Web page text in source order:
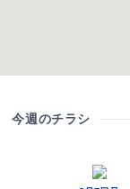
今週のチラシ